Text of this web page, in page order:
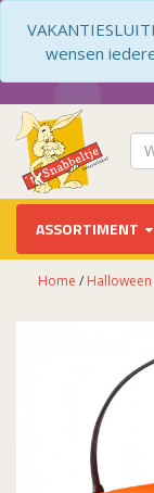
wensen
ASSORTIMENT
Home / Halloween